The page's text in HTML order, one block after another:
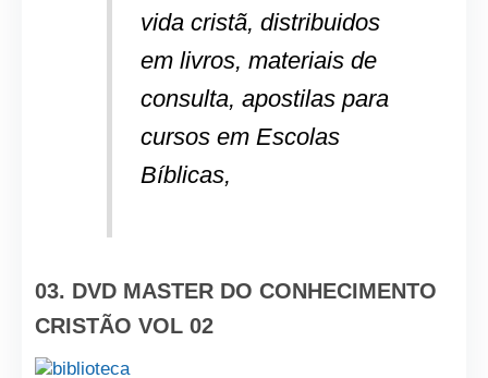
vida cristã, distribuidos
em livros, materiais de
consulta, apostilas para
cursos em Escolas
Bíblicas,
03. DVD MASTER DO CONHECIMENTO
CRISTÃO VOL 02